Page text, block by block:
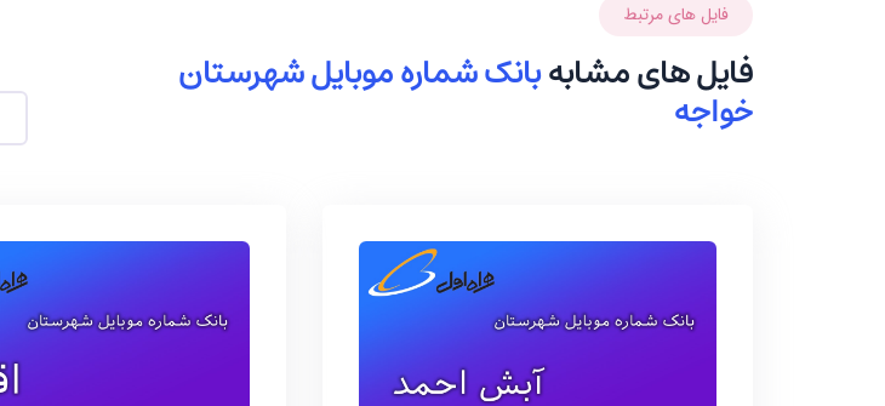
فایل های مرتبط
فایل های مشابهبانک شماره موبایل شهرستان
خواجه